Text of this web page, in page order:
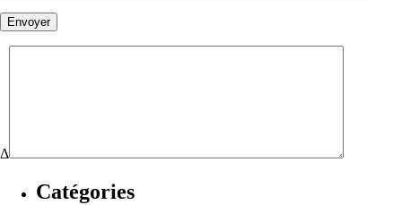
Δ
Catégories